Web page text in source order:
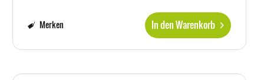
In den Warenkorb
Merken